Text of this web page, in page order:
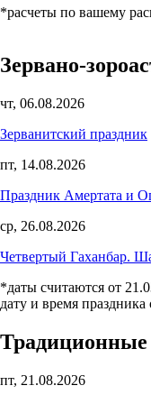
*расчеты по вашему
Зервано-
чт, 06.08.2026
Зерванитский праздник
пт, 14.08.2026
Праздник Амертата и
ср, 26.08.2026
Четвертый Гаханбар.
*даты считаются от
дату и время праздника
Традиционные
пт, 21.08.2026